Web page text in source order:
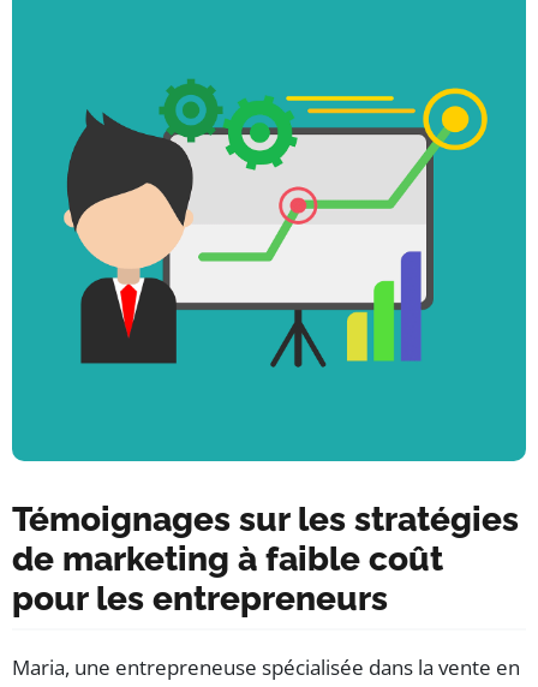
Témoignages sur les stratégies
de marketing à faible coût
pour les entrepreneurs
Maria, une entrepreneuse spécialisée dans la vente en